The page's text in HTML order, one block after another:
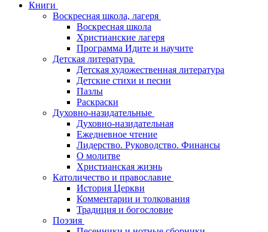
Книги
Воскресная школа, лагеря
Воскресная школа
Христианские лагеря
Программа Идите и научите
Детская литература
Детская художественная литература
Детские стихи и песни
Пазлы
Раскраски
Духовно-назидательные
Духовно-назидательная
Ежедневное чтение
Лидерство. Руководство. Финансы
О молитве
Христианская жизнь
Католичество и православие
История Церкви
Комментарии и толкования
Традиция и богословие
Поэзия